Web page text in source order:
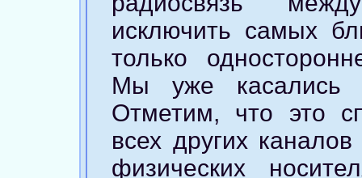
исключить самых
только
Мы уже
Отметим, что это
всех других
физических